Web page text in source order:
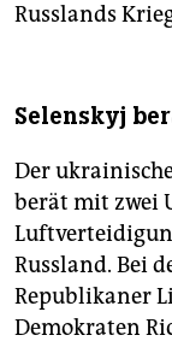
Russlands
Selenskyj
Der
berät mit zwei
Russland. Bei
Republikaner
Demokraten